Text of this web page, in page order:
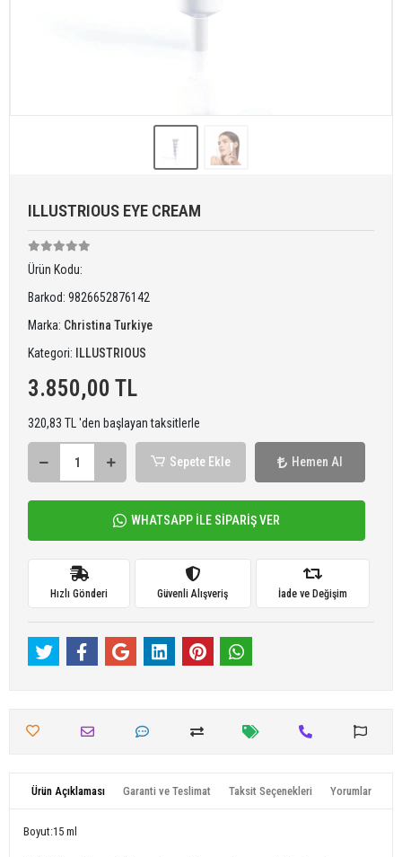
ILLUSTRIOUS EYE CREAM
Ürün Kodu:
Barkod: 9826652876142
Marka: Christina Turkiye
Kategori:
ILLUSTRIOUS
3.850,00 TL
320,83 TL 'den başlayan taksitlerle
Sepete Ekle Hemen Al
WHATSAPP İLE SİPARİŞ VER
Hızlı Gönderi Güvenli Alışveriş İade ve Değişim
Ürün Açıklaması Garanti ve Teslimat Taksit Seçenekleri Yorumlar
Boyut:15 ml